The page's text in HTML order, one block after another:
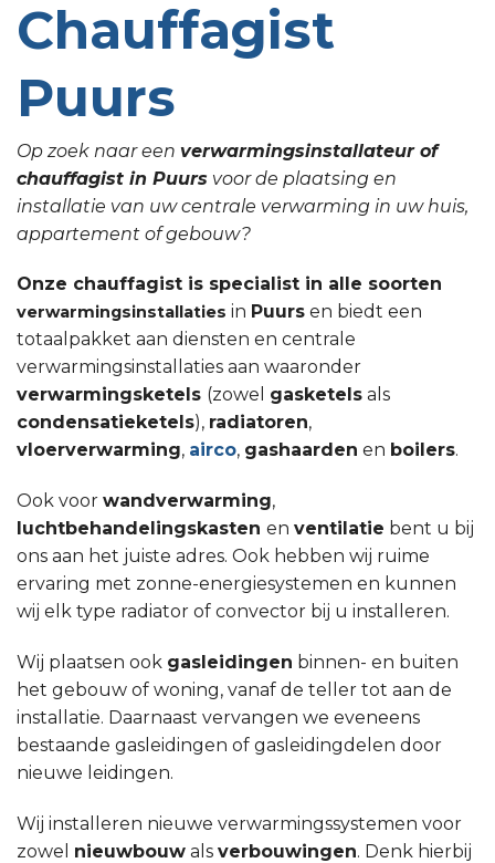
Chauffagist
Puurs
Op zoek naar een verwarmingsinstallateur of
chauffagist in Puurs voor de plaatsing en
installatie van uw centrale verwarming in uw huis,
appartement of gebouw?
Onze chauffagist is specialist in alle soorten
verwarmingsinstallaties in Puurs en biedt een
totaalpakket aan diensten en centrale
verwarmingsinstallaties aan waaronder
verwarmingsketels (zowel gasketels als
condensatieketels), radiatoren,
vloerverwarming, airco, gashaarden en boilers.
Ook voor wandverwarming,
luchtbehandelingskasten en ventilatie bent u bij
ons aan het juiste adres. Ook hebben wij ruime
ervaring met zonne-energiesystemen en kunnen
wij elk type radiator of convector bij u installeren.
Wij plaatsen ook gasleidingen binnen- en buiten
het gebouw of woning, vanaf de teller tot aan de
installatie. Daarnaast vervangen we eveneens
bestaande gasleidingen of gasleidingdelen door
nieuwe leidingen.
Wij installeren nieuwe verwarmingssystemen voor
zowel nieuwbouw als verbouwingen. Denk hierbij